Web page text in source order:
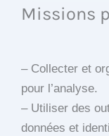
Missions
– Collecter et
pour l’analyse.
– Utiliser des
données et